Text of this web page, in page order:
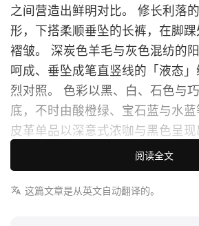
之间营造出鲜明对比。
修长利落
形，下搭柔顺垂坠的长裤，在脚
褶皱。
深炭色羊毛与灰色混纺的
呵成、垂坠成笔直竖线的「液态
烈对照。
色彩以黑、白、石色与
底，不时由酸橙绿、宝石蓝与水蓝
皮革单品以深意式浓咖与黑色呈
场，蓬松柔软的羊羔绒则为整体增
触的质感。 即便是丹宁这类休闲
得干练精致，与雕塑感 T 字形细高
阅读全文
这篇文章是从英文自动翻译的。